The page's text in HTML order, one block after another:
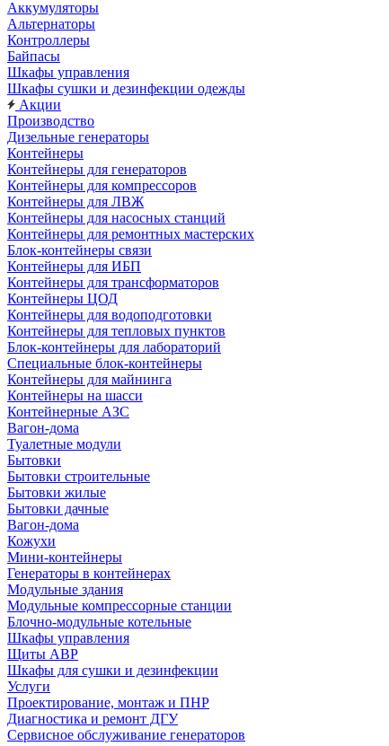
Аккумуляторы
Альтернаторы
Контроллеры
Байпасы
Шкафы управления
Шкафы сушки и дезинфекции одежды
Акции
Производство
Дизельные генераторы
Контейнеры
Контейнеры для генераторов
Контейнеры для компрессоров
Контейнеры для ЛВЖ
Контейнеры для насосных станций
Контейнеры для ремонтных мастерских
Блок-контейнеры связи
Контейнеры для ИБП
Контейнеры для трансформаторов
Контейнеры ЦОД
Контейнеры для водоподготовки
Контейнеры для тепловых пунктов
Блок-контейнеры для лабораторий
Специальные блок-контейнеры
Контейнеры для майнинга
Контейнеры на шасси
Контейнерные АЗС
Вагон-дома
Туалетные модули
Бытовки
Бытовки строительные
Бытовки жилые
Бытовки дачные
Вагон-дома
Кожухи
Мини-контейнеры
Генераторы в контейнерах
Модульные здания
Модульные компрессорные станции
Блочно-модульные котельные
Шкафы управления
Щиты АВР
Шкафы для сушки и дезинфекции
Услуги
Проектирование, монтаж и ПНР
Диагностика и ремонт ДГУ
Сервисное обслуживание генераторов